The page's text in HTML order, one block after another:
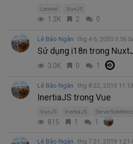
Laravel VueJS
1.2K 2 0
Lê Bảo Ngân thg 4 6, 2020 3:56
Sử dụng i18n trong
3.0K 0 1
Lê Bảo Ngân thg 8 22, 2019
InertiaJS trong Vue
VueJS InertiaJS
815 1 1
Lê Bảo Ngân thg 7 21, 2019 1:21